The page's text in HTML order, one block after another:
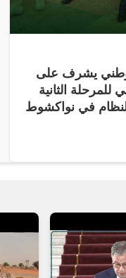
يشرف على
للمرحلة الثانية
في نواكشوط